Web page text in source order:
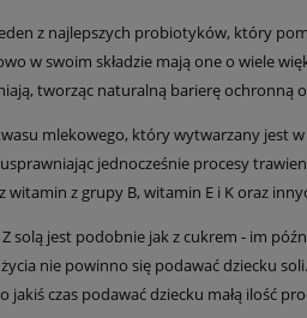
z najlepszych probiotyków, który
w swoim składzie mają one o wiele
tworząc naturalną barierę ochronną
mlekowego, który wytwarzany
jednocześnie procesy
z grupy B, witamin E i K oraz
solą jest podobnie jak z cukrem - im
nie powinno się podawać dziecku
czas podawać dziecku małą ilość